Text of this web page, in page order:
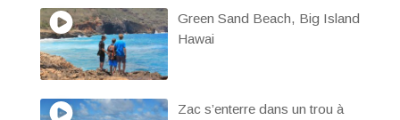
Green Sand Beach, Big Island
Hawai
Zac s’enterre dans un trou à